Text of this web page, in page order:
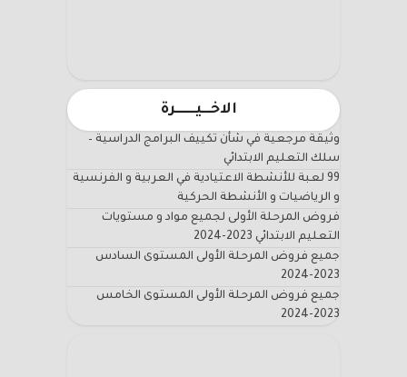
الاخـــيـــــــرة
وثيقة مرجعية في شأن تكييف البرامج الدراسية –
سلك التعليم الابتدائي
99 لعبة للأنشطة الاعتيادية في العربية و الفرنسية
و الرياضيات و الأنشطة الحركية
فروض المرحلة الأولى لجميع مواد و مستويات
التعليم الابتدائي 2023-2024
جميع فروض المرحلة الأولى المستوى السادس
2023-2024
جميع فروض المرحلة الأولى المستوى الخامس
2023-2024